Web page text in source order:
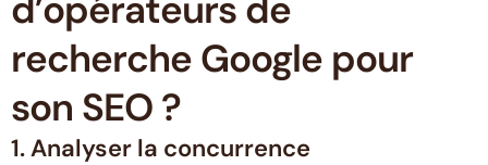
recherche Google pour
son SEO ?
1. Analyser la concurrence